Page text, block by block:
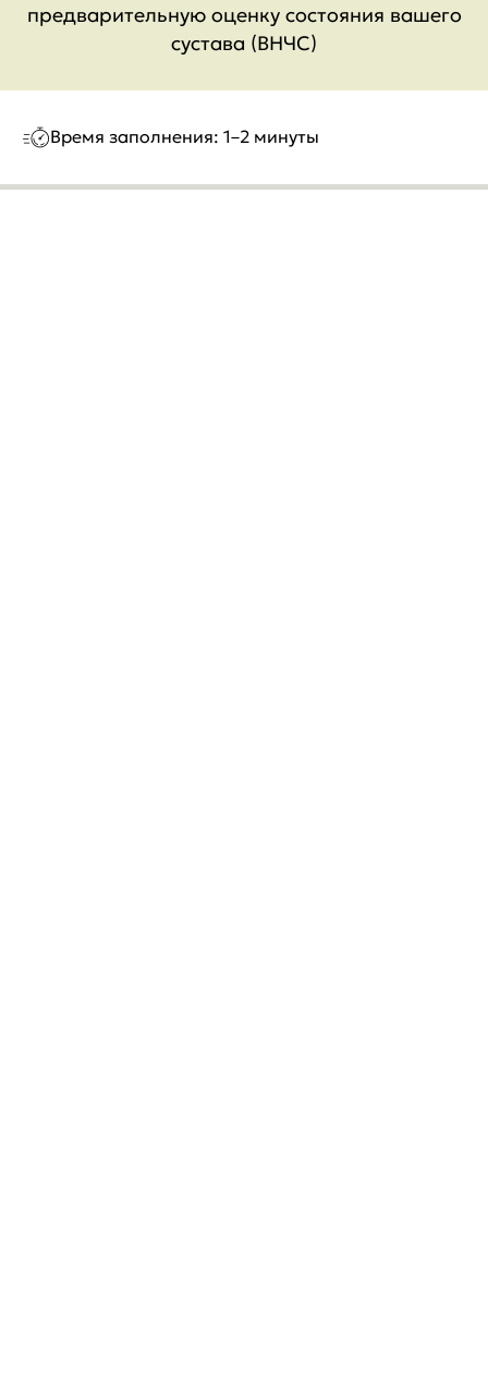
предварительную оценку состояния вашего
сустава (ВНЧС)
Время заполнения: 1–2 минуты